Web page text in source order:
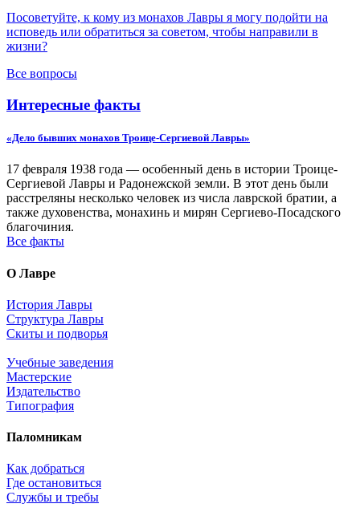
Посоветуйте, к кому из монахов Лавры я могу подойти на
исповедь или обратиться за советом, чтобы направили в
жизни?
Все вопросы
Интересные факты
«Дело бывших монахов Троице-Сергиевой Лавры»
17 февраля 1938 года — особенный день в истории Троице-
Сергиевой Лавры и Радонежской земли. В этот день были
расстреляны несколько человек из числа лаврской братии, а
также духовенства, монахинь и мирян Сергиево-Посадского
благочиния.
Все факты
О Лавре
История Лавры
Структура Лавры
Скиты и подворья
Учебные заведения
Мастерские
Издательство
Типография
Паломникам
Как добраться
Где остановиться
Службы и требы